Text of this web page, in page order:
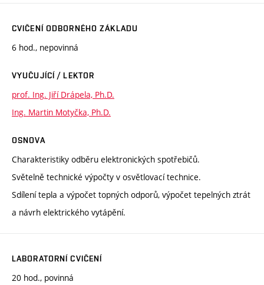
CVIČENÍ ODBORNÉHO ZÁKLADU
6 hod., nepovinná
VYUČUJÍCÍ / LEKTOR
prof. Ing. Jiří Drápela, Ph.D.
Ing. Martin Motyčka, Ph.D.
OSNOVA
Charakteristiky odběru elektronických spotřebičů.
Světelně technické výpočty v osvětlovací technice.
Sdílení tepla a výpočet topných odporů, výpočet tepelných ztrát
a návrh elektrického vytápění.
LABORATORNÍ CVIČENÍ
20 hod., povinná